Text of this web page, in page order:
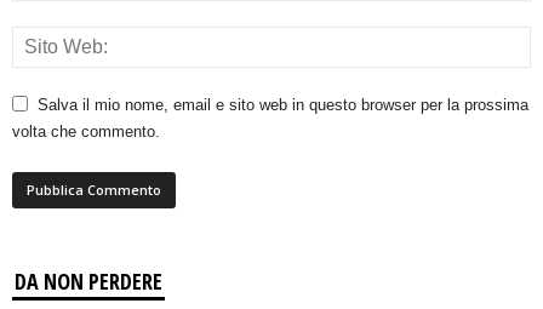
Salva il mio nome, email e sito web in questo browser per la prossima
volta che commento.
DA NON PERDERE